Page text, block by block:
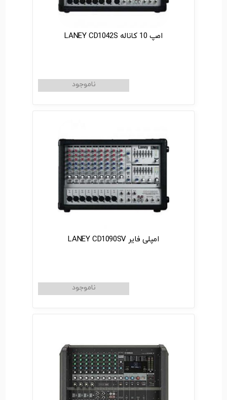
امپ 10 کاناله LANEY CD1042S
امپلی فایر LANEY CD1090SV